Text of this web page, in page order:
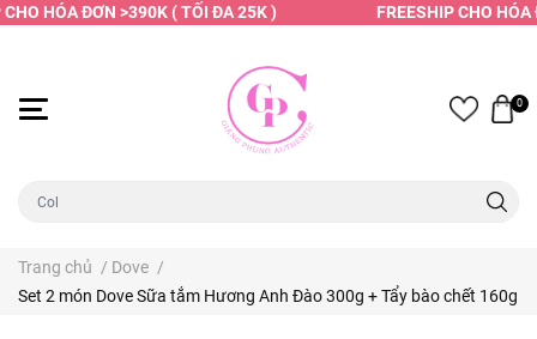
HÓA ĐƠN >390K ( TỐI ĐA 25K ) FREESHIP CHO
0
Trang chủ / Dove /
Set 2 món Dove Sữa tắm Hương Anh Đào 300g + Tẩy bào chết 160g